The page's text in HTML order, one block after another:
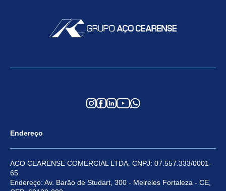
Endereço
ACO CEARENSE COMERCIAL LTDA. CNPJ: 07.557.333/0001-
65
Endereço: Av. Barão de Studart, 300 - Meireles Fortaleza - CE,